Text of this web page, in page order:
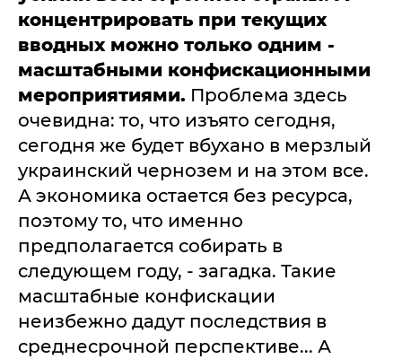
концентрировать при текущих
вводных можно только одним -
масштабными конфискационными
мероприятиями. Проблема здесь
очевидна: то, что изъято сегодня,
сегодня же будет вбухано в мерзлый
украинский чернозем и на этом все.
А экономика остается без ресурса,
поэтому то, что именно
предполагается собирать в
следующем году, - загадка. Такие
масштабные конфискации
неизбежно дадут последствия в
среднесрочной перспективе... А